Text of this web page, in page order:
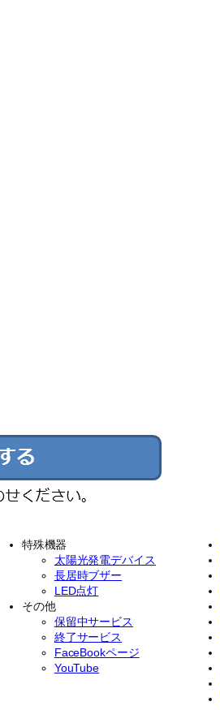
特殊機器
太陽光発電デバイス
長居時ブザー
LED点灯
その他
保留中サービス
終了サービス
FaceBookページ
YouTube